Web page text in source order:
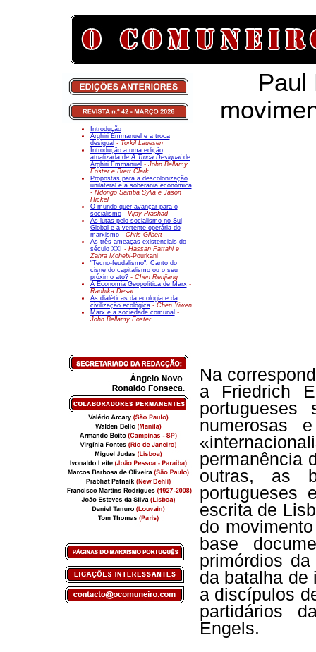
Introdução
Arghiri Emmanuel e a troca
desigual - Torkil Lauesen
Introdução a uma edição
atualizada deA Troca Desigualde
Arghiri Emmanuel - John Bellamy
Foster e Brett Clark
Propostas para a descolonização
unilateral e a soberania económica
- Ndongo Samba Sylla e Jason
Hickel
O mundo quer avançar para o
socialismo- Vijay Prashad
As lutas pelo socialismo no Sul
Global e a vertente operária do
marxismo- Chris Gilbert
As três ameaças existenciais do
século XXI - Hassan Fattahi e
Zahra Mohebi-Pourkani
"Tecno-feudalismo": Canto do
cisne do capitalismo ou o seu
próximo ato? - Chen Renjiang
A Economia Geopolítica de Marx-
Radhika Desai
As dialéticas da ecologia e da
civilização ecológica - Chen Yiwen
Marx e a sociedade comunal -
John Bellamy Foster
Paul
Na
a Friedrich
portugueses
numerosas
permanência
outras, as
portugueses
escrita de
do
base
primórdios
da batalha de
a discípulos
partidários
Engels.